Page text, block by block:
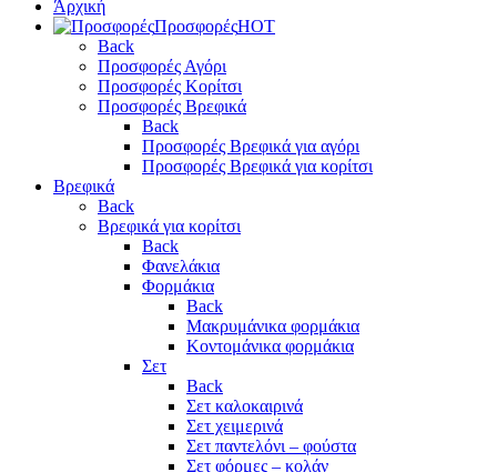
Άρχική
ΠροσφορέςHOT
Back
Προσφορές Αγόρι
Προσφορές Κορίτσι
Προσφορές Βρεφικά
Back
Προσφορές Βρεφικά για αγόρι
Προσφορές Βρεφικά για κορίτσι
Βρεφικά
Back
Βρεφικά για κορίτσι
Back
Φανελάκια
Φορμάκια
Back
Μακρυμάνικα φορμάκια
Κοντομάνικα φορμάκια
Σετ
Back
Σετ καλοκαιρινά
Σετ χειμερινά
Σετ παντελόνι – φούστα
Σετ φόρμες – κολάν